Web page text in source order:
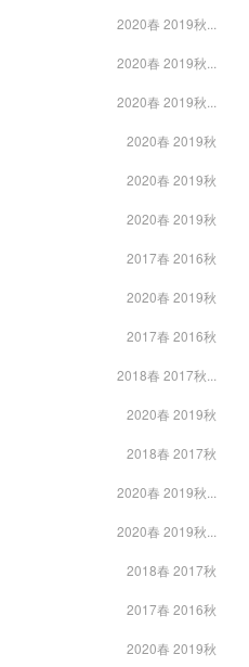
2020春 2019秋...
2020春 2019秋...
2020春 2019秋...
2020春 2019秋
2020春 2019秋
2020春 2019秋
2017春 2016秋
2020春 2019秋
2017春 2016秋
2018春 2017秋...
2020春 2019秋
2018春 2017秋
2020春 2019秋...
2020春 2019秋...
2018春 2017秋
2017春 2016秋
2020春 2019秋